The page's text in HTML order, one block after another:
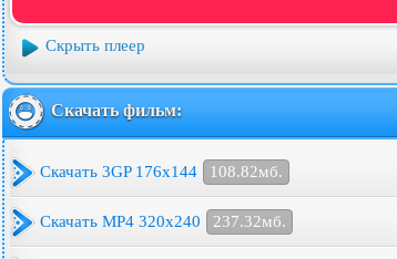
Скрыть плеер
Скачать фильм:
Скачать 3GP 176x144 108.82мб.
Скачать MP4 320x240 237.32мб.